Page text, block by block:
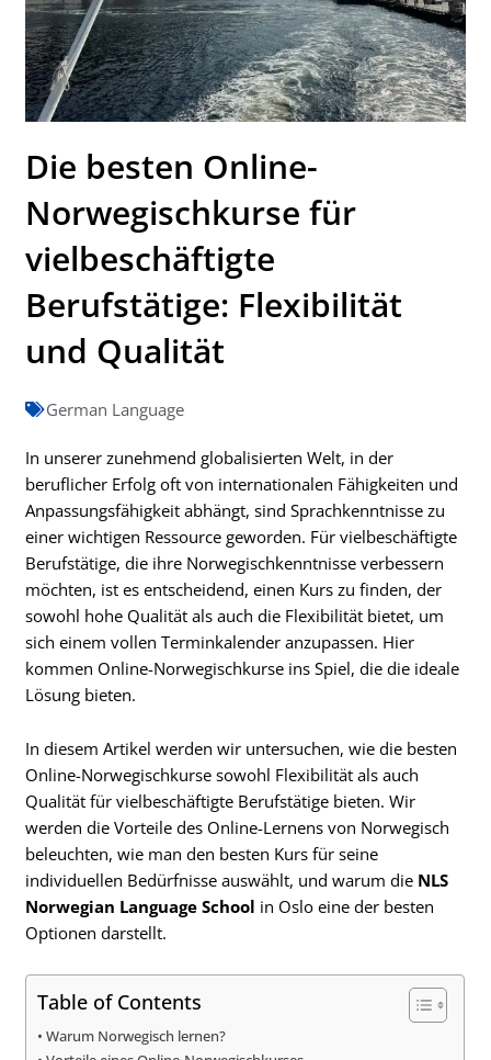
Die besten Online-
Norwegischkurse für
vielbeschäftigte
Berufstätige: Flexibilität
und Qualität
German Language
In unserer zunehmend globalisierten Welt, in der
beruflicher Erfolg oft von internationalen Fähigkeiten und
Anpassungsfähigkeit abhängt, sind Sprachkenntnisse zu
einer wichtigen Ressource geworden. Für vielbeschäftigte
Berufstätige, die ihre Norwegischkenntnisse verbessern
möchten, ist es entscheidend, einen Kurs zu finden, der
sowohl hohe Qualität als auch die Flexibilität bietet, um
sich einem vollen Terminkalender anzupassen. Hier
kommen Online-Norwegischkurse ins Spiel, die die ideale
Lösung bieten.
In diesem Artikel werden wir untersuchen, wie die besten
Online-Norwegischkurse sowohl Flexibilität als auch
Qualität für vielbeschäftigte Berufstätige bieten. Wir
werden die Vorteile des Online-Lernens von Norwegisch
beleuchten, wie man den besten Kurs für seine
individuellen Bedürfnisse auswählt, und warum die NLS
Norwegian Language School in Oslo eine der besten
Optionen darstellt.
Table of Contents
Warum Norwegisch lernen?